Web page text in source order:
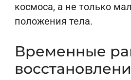
космоса, а не только
положения тела.
Временные